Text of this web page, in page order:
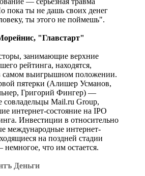
пока ты не дашь своих денег
ты этого не поймешь".
"Главстарт"
занимающие верхние
рейтинга, находятся,
самом выигрышном положении.
пятерки (Алишер Усманов,
Григорий Фингер) —
совладельцы Mail.ru Group,
интернет-состояние на IPO
Инвестиции в относительно
международные интернет-
на поздней стадии
немногое, что им остается.
Деньги